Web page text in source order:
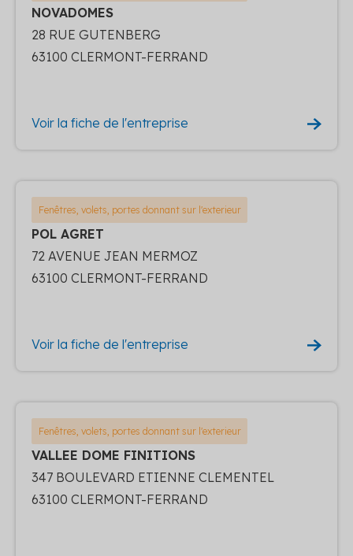
NOVADOMES
28 RUE GUTENBERG
63100 CLERMONT-FERRAND
Voir la fiche de l'entreprise
Fenêtres, volets, portes donnant sur l'exterieur
POL AGRET
72 AVENUE JEAN MERMOZ
63100 CLERMONT-FERRAND
Voir la fiche de l'entreprise
Fenêtres, volets, portes donnant sur l'exterieur
VALLEE DOME FINITIONS
347 BOULEVARD ETIENNE CLEMENTEL
63100 CLERMONT-FERRAND